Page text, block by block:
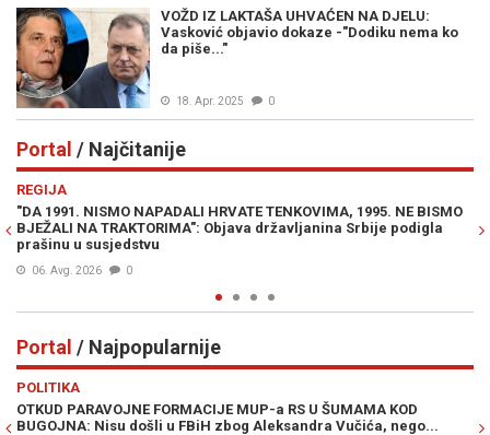
VOŽD IZ LAKTAŠA UHVAĆEN NA DJELU:
Vasković objavio dokaze -"Dodiku nema ko
da piše..."
18. Apr. 2025 0
Portal / Najčitanije
REGIJA
"DA 1991. NISMO NAPADALI HRVATE TENKOVIMA, 1995. NE BISMO
BJEŽALI NA TRAKTORIMA": Objava državljanina Srbije podigla
prašinu u susjedstvu
06. Avg. 2026 0
Portal / Najpopularnije
POLITIKA
OTKUD PARAVOJNE FORMACIJE MUP-a RS U ŠUMAMA KOD
BUGOJNA: Nisu došli u FBiH zbog Aleksandra Vučića, nego...